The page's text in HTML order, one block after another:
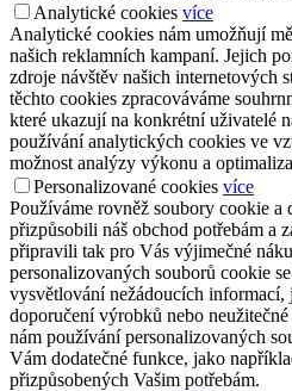
Analytické cookies více
Analytické cookies nám umožňují
našich reklamních kampaní. Jejich
zdroje návštěv našich internetových
těchto cookies zpracováváme
které ukazují na konkrétní uživatelé
používání analytických cookies ve
možnost analýzy výkonu a
Personalizované cookies více
Používáme rovněž soubory cookie a
přizpůsobili náš obchod potřebám a
připravili tak pro Vás výjimečné
personalizovaných souborů cookie
vysvětlování nežádoucích
doporučení výrobků nebo
nám používání personalizovaných
Vám dodatečné funkce, jako
přizpůsobených Vašim potřebám.